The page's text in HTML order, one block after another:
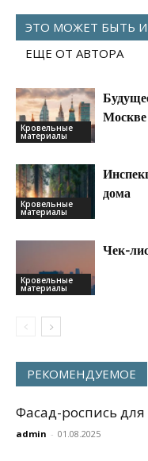
ЭТО МОЖЕТ БЫТЬ
ЕЩЕ ОТ АВТОРА
Кровельные
материалы
Москве
Кровельные
материалы
дома
Кровельные
материалы
Чек-
РЕКОМЕНДУЕМОЕ
Фасад-роспись
admin - 01.08.2025